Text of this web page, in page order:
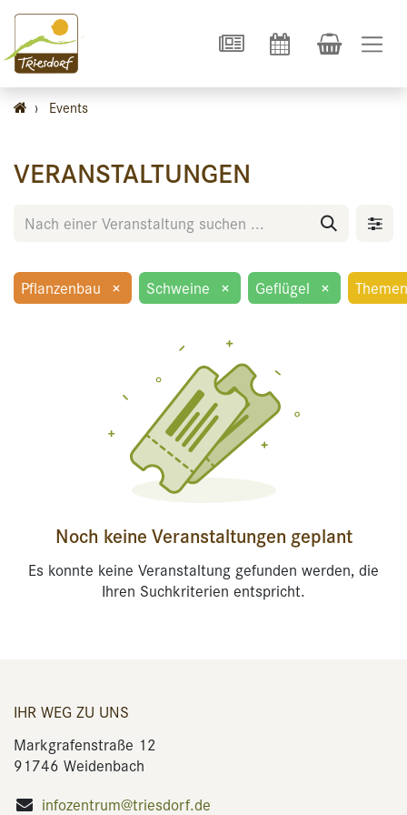
› Events
VERANSTALTUNGEN
Pflanzenbau × Schweine × Geflügel ×
Noch keine Veranstaltungen geplant
Es konnte keine Veranstaltung gefunden werden, die
Ihren Suchkriterien entspricht.
IHR WEG ZU UNS
Markgrafenstraße 12
91746 Weidenbach
infozentrum@triesdorf.de